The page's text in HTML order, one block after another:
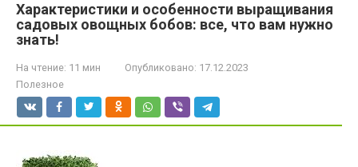
Характеристики и особенности выращивания
садовых овощных бобов: все, что вам нужно
знать!
На чтение: 11 мин Опубликовано: 17.12.2023
Полезное